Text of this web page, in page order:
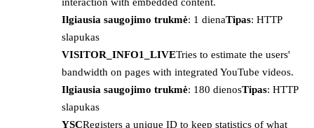
Ilgiausia saugojimo trukmė: 1 dienaTipas: HTTP
slapukas
VISITOR_INFO1_LIVETries to estimate the users'
bandwidth on pages with integrated YouTube videos.
Ilgiausia saugojimo trukmė: 180 dienosTipas: HTTP
slapukas
YSCRegisters a unique ID to keep statistics of what